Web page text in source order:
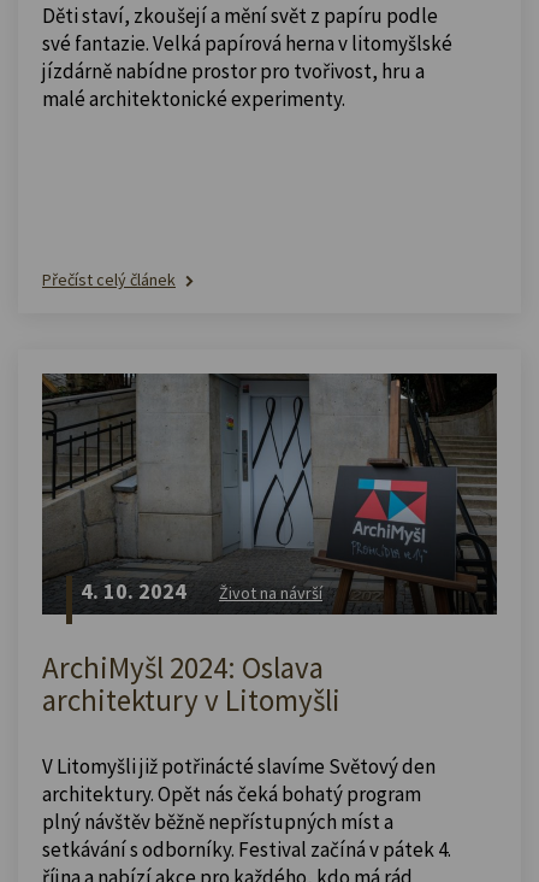
Děti staví, zkoušejí a mění svět z papíru podle
své fantazie. Velká papírová herna v litomyšlské
jízdárně nabídne prostor pro tvořivost, hru a
malé architektonické experimenty.
Přečíst celý článek
4. 10. 2024 Život na návrší
ArchiMyšl 2024: Oslava
architektury v Litomyšli
V Litomyšli již potřinácté slavíme Světový den
architektury. Opět nás čeká bohatý program
plný návštěv běžně nepřístupných míst a
setkávání s odborníky. Festival začíná v pátek 4.